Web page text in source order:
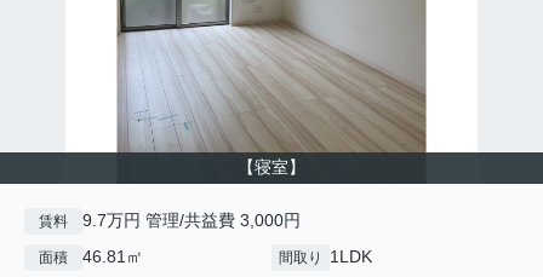
【寝室】
賃料 9.7万円 管理/共益費 3,000円
面積 46.81㎡ 間取り 1LDK